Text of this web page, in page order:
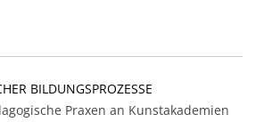
BILDUNGSPROZESSE
Praxen an Kunstakademien